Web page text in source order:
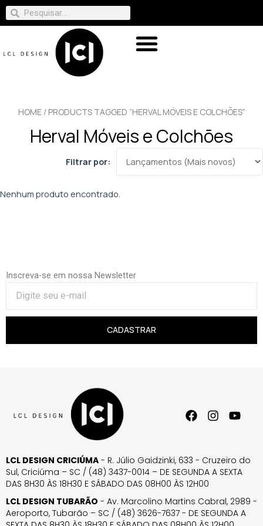
HOME/ PRODUCTS TAGGED “HERVAL MÓVEIS E COLCHÕES”
Herval Móveis e Colchões
Filtrar por:
Nenhum produto encontrado.
Inscreva-se em nossa Newsletter
CADASTRAR
LCL DESIGN CRICIÚMA - R. Júlio Gaidzinki, 633 - Cruzeiro do
Sul, Criciúma – SC / (48) 3437-0014 – DE SEGUNDA A SEXTA
DAS 8H30 ÀS 18H30 E SÁBADO DAS 08H00 ÀS 12H00
LCL DESIGN TUBARÃO - Av. Marcolino Martins Cabral, 2989 -
Aeroporto, Tubarão – SC / (48) 3626-7637 - DE SEGUNDA A